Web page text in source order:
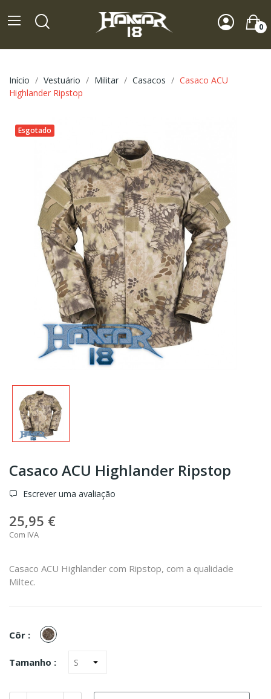
0
Início Vestuário Militar Casacos
Casaco ACU
Highlander Ripstop
Esgotado
Casaco ACU Highlander Ripstop
Escrever uma avaliação
25,95 €
Com IVA
Casaco ACU Highlander com Ripstop, com a qualidade
Miltec.
Côr : Highlander
Tamanho :